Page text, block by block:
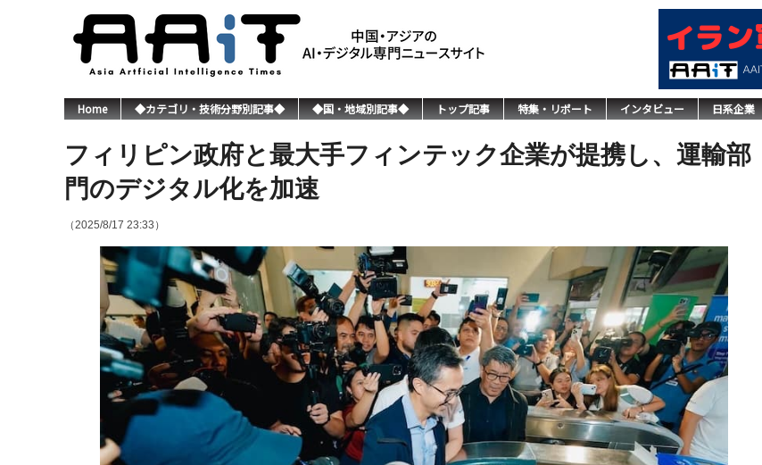
Home ◆カテゴリ・技術分野別記事◆ ◆国・地域別記事◆ トップ記事 特集・リポート インタビュー 日系企業
フィリピン政府と最大手フィンテック企業が提携し、運輸部
門のデジタル化を加速
（2025/8/17 23:33）